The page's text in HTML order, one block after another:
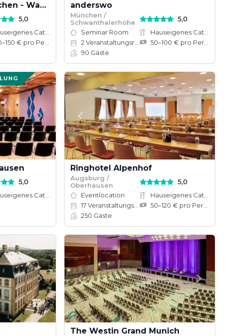
Alter Flughafen München - Wappenhalle
5,0
anderswo
München /
Schwanthalerhöhe
5,0
Seminar Room
2 Veranstaltungsräume
90 Gäste
5,0
Ringhotel Alpenhof
Augsburg /
Oberhausen
5,0
Eventlocation
17Veranstaltungsräume
250 Gäste
The Westin Grand Munich